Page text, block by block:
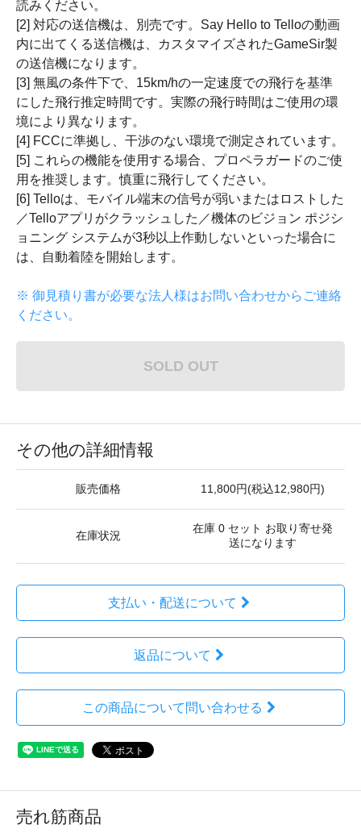
読みください。
[2] 対応の送信機は、別売です。Say Hello to Telloの動画
内に出てくる送信機は、カスタマイズされたGameSir製
の送信機になります。
[3] 無風の条件下で、15km/hの一定速度での飛行を基準
にした飛行推定時間です。実際の飛行時間はご使用の環
境により異なります。
[4] FCCに準拠し、干渉のない環境で測定されています。
[5] これらの機能を使用する場合、プロペラガードのご使
用を推奨します。慎重に飛行してください。
[6] Telloは、モバイル端末の信号が弱いまたはロストした
／Telloアプリがクラッシュした／機体のビジョン ポジシ
ョニング システムが3秒以上作動しないといった場合に
は、自動着陸を開始します。
※ 御見積り書が必要な法人様はお問い合わせからご連絡
ください。
SOLD OUT
その他の詳細情報
販売価格 11,800円(税込12,980円)
在庫状況
在庫 0 セット お取り寄せ発
送になります
支払い・配送について
返品について
この商品について問い合わせる
売れ筋商品